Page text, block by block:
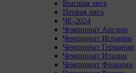
Высшая лига
Первая лига
ЧЕ-2024
Чемпионат Англии
Чемпионат Испании
Чемпионат Германии
Чемпионат Италии
Чемпионат Франции